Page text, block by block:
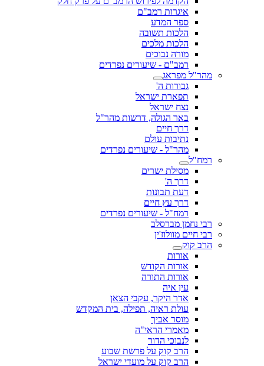
איגרות רמב"ם
ספר המדע
הלכות תשובה
הלכות מלכים
מורה נבוכים
רמב"ם - שיעורים נפרדים
מהר"ל מפראג
גבורות ה'
תפארת ישראל
נצח ישראל
באר הגולה, דרשות מהר"ל
דרך חיים
נתיבות עולם
מהר"ל - שיעורים נפרדים
רמח"ל
מסילת ישרים
דרך ה'
דעת תבונות
דרך עץ חיים
רמח"ל - שיעורים נפרדים
רבי נחמן מברסלב
רבי חיים מוולוז'ין
הרב קוק
אורות
אורות הקודש
אורות התורה
עין איה
אדר היקר, עקבי הצאן
עולת ראיה, תפילה, בית המקדש
מוסר אביך
מאמרי הראי"ה
לנבוכי הדור
הרב קוק על פרשת שבוע
הרב קוק על מועדי ישראל